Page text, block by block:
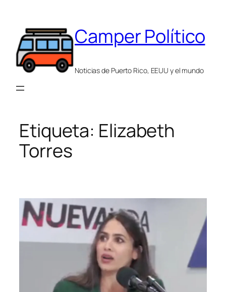
contenido
Camper Político
Noticias de Puerto Rico, EEUU y el mundo
Etiqueta: Elizabeth
Torres